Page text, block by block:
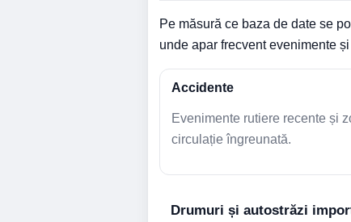
Pe măsură ce baza de date se
unde apar frecvent evenimente
Accidente
Evenimente rutiere recente și
circulație îngreunată.
Drumuri și autostrăzi